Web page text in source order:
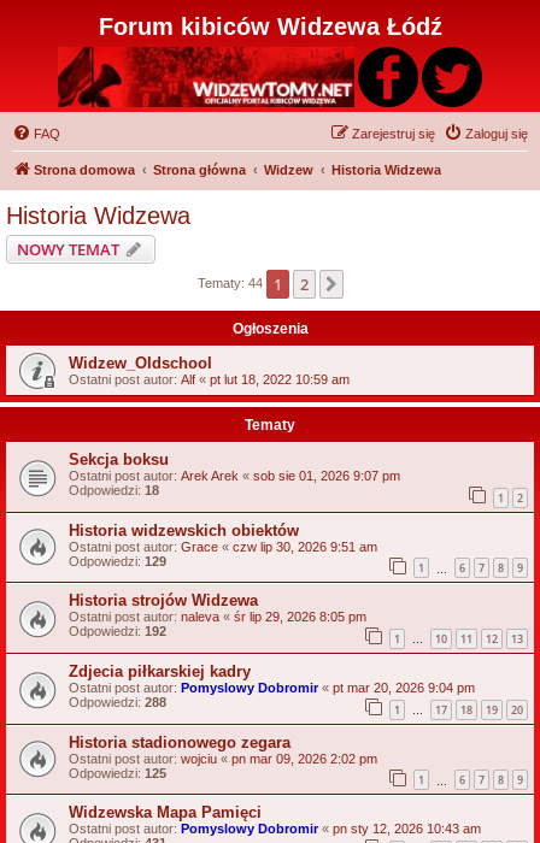
Forum kibiców Widzewa Łódź
FAQ Zaloguj się
Zarejestruj się
Strona domowa Strona główna Widzew Historia Widzewa
Historia Widzewa
NOWY TEMAT
Tematy: 44 1 2
Ogłoszenia
Widzew_Oldschool
Ostatni post autor: Alf « pt lut 18, 2022 10:59 am
Tematy
Sekcja boksu
Ostatni post autor: Arek Arek « sob sie 01, 2026 9:07 pm
Odpowiedzi: 18 1 2
Historia widzewskich obiektów
Ostatni post autor: Grace « czw lip 30, 2026 9:51 am
Odpowiedzi: 129 1 6 7 8 9
Historia strojów Widzewa
Ostatni post autor: naleva « śr lip 29, 2026 8:05 pm
Odpowiedzi: 192 1 … 10 11 12 13
Zdjecia piłkarskiej kadry
Ostatni post autor: Pomyslowy Dobromir« pt mar 20, 2026 9:04 pm
Odpowiedzi: 288 1 … 17 18 19 20
Historia stadionowego zegara
Ostatni post autor: wojciu « pn mar 09, 2026 2:02 pm
Odpowiedzi: 125 1 6 7 8 9
Widzewska Mapa Pamięci
Ostatni post autor: Pomyslowy Dobromir« pn sty 12, 2026 10:43 am